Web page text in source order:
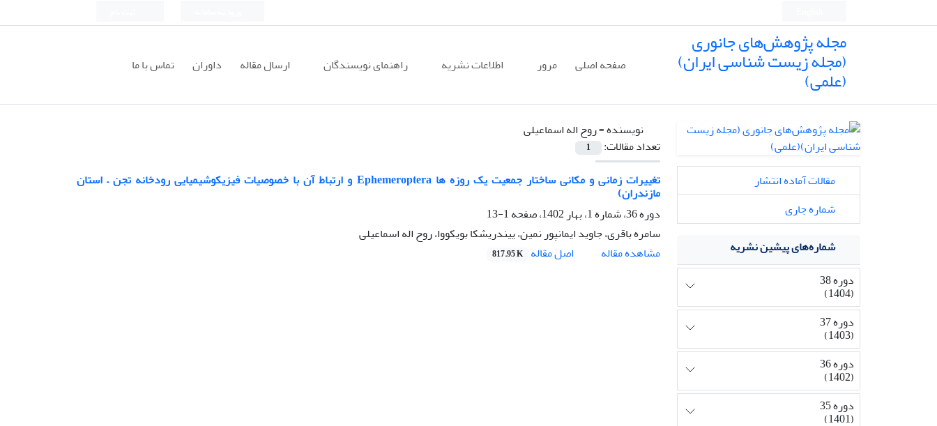
مجله پژوهش‌های جانوری
(مجله زیست شناسی ایران)
(علمی) صفحه اصلی مرور اطلاعات نشریه راهنمای نویسندگان ارسال مقاله داوران تماس با ما
نویسنده =روح اله اسماعیلی
تعداد مقالات:
1
تغییرات زمانی و مکانی ساختار جمعیت یک روزه ها Ephemeroptera و ارتباط آن با خصوصیات فیزیکوشیمیایی رودخانه تجن – استان
مازندران)
دوره 36، شماره 1، بهار 1402، صفحه
1-13
سامره باقری، جاوید ایمانپور نمین، ییندریشکا بویکووا، روح اله اسماعیلی
مشاهده مقاله
اصل مقاله 817.95 K
مقالات آماده انتشار
شماره جاری
شماره‌های پیشین نشریه
دوره 38
(1404)
دوره 37
(1403)
دوره 36
(1402)
دوره 35
(1401)